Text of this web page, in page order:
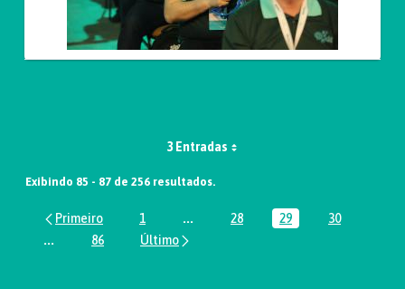
3 Entradas
Exibindo 85 - 87 de 256 resultados.
Página
1 ...Páginas intermediárias Usar ABA
Página
28 Página
29 Página
30
...Páginas intermediárias Usar ABA para navegar.
Página
86